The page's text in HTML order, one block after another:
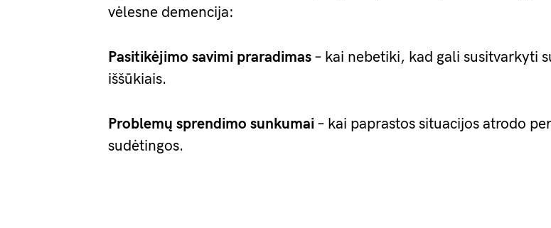
vėlesne demencija:
Pasitikėjimo savimi praradimas – kai nebetiki, kad gali susitvarkyti
iššūkiais.
Problemų sprendimo sunkumai – kai paprastos situacijos atrodo
sudėtingos.